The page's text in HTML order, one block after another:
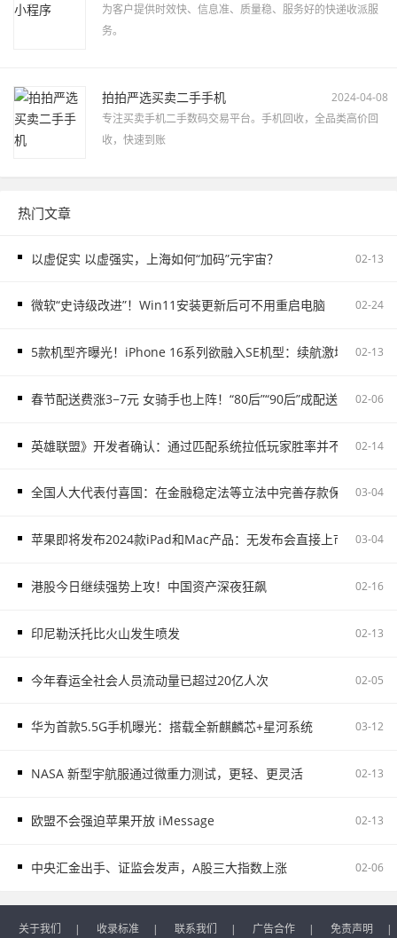
为客户提供时效快、信息准、质量稳、服务好的快递收派服
务。
拍拍严选买卖二手手机
2024-04-08
专注买卖手机二手数码交易平台。手机回收，全品类高价回
收，快速到账
热门文章
以虚促实 以虚强实，上海如何“加码”元宇宙？ 02-13
微软“史诗级改进”！Win11安装更新后可不用重启电脑 02-24
5款机型齐曝光！iPhone 16系列欲融入SE机型：续航激增、8G内
02-13
春节配送费涨3−7元 女骑手也上阵！“80后”“90后”成配送主力02-06
英雄联盟》开发者确认：通过匹配系统拉低玩家胜率并不存在02-14
全国人大代表付喜国：在金融稳定法等立法中完善存款保险制度
03-04
苹果即将发布2024款iPad和Mac产品：无发布会直接上市 03-04
港股今日继续强势上攻！中国资产深夜狂飙 02-16
印尼勒沃托比火山发生喷发 02-13
今年春运全社会人员流动量已超过20亿人次 02-05
华为首款5.5G手机曝光：搭载全新麒麟芯+星河系统 03-12
NASA 新型宇航服通过微重力测试，更轻、更灵活 02-13
欧盟不会强迫苹果开放 iMessage 02-13
中央汇金出手、证监会发声，A股三大指数上涨 02-06
关于我们 | 收录标准 | 联系我们 | 广告合作 | 免责声明 |